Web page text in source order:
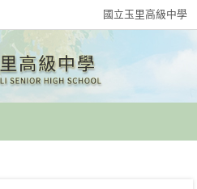
國立玉里高級中學